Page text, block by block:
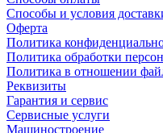
Способы и условия
Оферта
Политика
Политика обработки
Политика в отношении
Реквизиты
Гарантия и сервис
Сервисные услуги
Машиностроение